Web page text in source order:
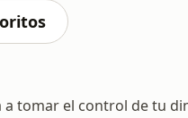
a tomar el control de tu